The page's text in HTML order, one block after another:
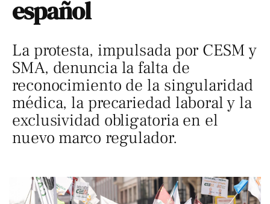
español
La protesta, impulsada por CESM y
SMA, denuncia la falta de
reconocimiento de la singularidad
médica, la precariedad laboral y la
exclusividad obligatoria en el
nuevo marco regulador.